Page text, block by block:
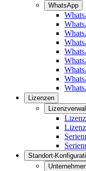
WhatsApp
Lizenzen
Standort-